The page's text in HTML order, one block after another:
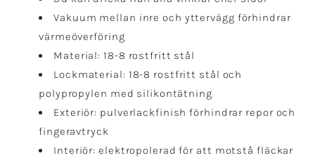
Vakuum mellan inre och yttervägg förhindrar
värmeöverföring
Material: 18-8 rostfritt stål
Lockmaterial: 18-8 rostfritt stål och
polypropylen med silikontätning
Exteriör: pulverlackfinish förhindrar repor och
fingeravtryck
Interiör: elektropolerad för att motstå fläckar